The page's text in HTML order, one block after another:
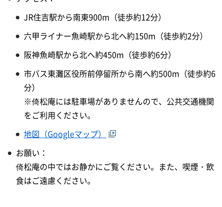
JR住吉駅から南東900m（徒歩約12分）
六甲ライナー魚崎駅から北へ約150m（徒歩約2分）
阪神魚崎駅から北へ約450m（徒歩約6分）
市バス東灘区役所前停留所から南へ約500m（徒歩約6
分）
※倚松庵には駐車場がありませんので、公共交通機関
をご利用ください。
地図（Googleマップ）
お願い：
倚松庵の中ではお静かにご覧ください。また、喫煙・飲
食はご遠慮ください。